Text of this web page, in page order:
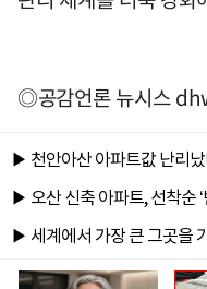
◎공감언론 뉴시스